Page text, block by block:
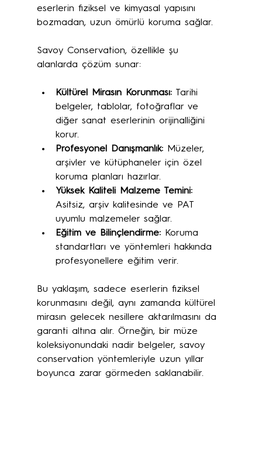
eserlerin fiziksel ve kimyasal yapısını
bozmadan, uzun ömürlü koruma sağlar.
Savoy Conservation, özellikle şu
alanlarda çözüm sunar:
Kültürel Mirasın Korunması: Tarihi
belgeler, tablolar, fotoğraflar ve
diğer sanat eserlerinin orijinalliğini
korur.
Profesyonel Danışmanlık: Müzeler,
arşivler ve kütüphaneler için özel
koruma planları hazırlar.
Yüksek Kaliteli Malzeme Temini:
Asitsiz, arşiv kalitesinde ve PAT
uyumlu malzemeler sağlar.
Eğitim ve Bilinçlendirme: Koruma
standartları ve yöntemleri hakkında
profesyonellere eğitim verir.
Bu yaklaşım, sadece eserlerin fiziksel
korunmasını değil, aynı zamanda kültürel
mirasın gelecek nesillere aktarılmasını da
garanti altına alır. Örneğin, bir müze
koleksiyonundaki nadir belgeler, savoy
conservation yöntemleriyle uzun yıllar
boyunca zarar görmeden saklanabilir.